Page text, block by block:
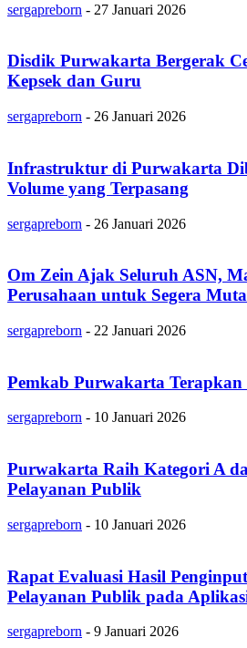
sergapreborn - 27 Januari 2026
Disdik Purwakarta Bergerak
Kepsek dan Guru
sergapreborn - 26 Januari 2026
Infrastruktur di Purwakarta
Volume yang Terpasang
sergapreborn - 26 Januari 2026
Om Zein Ajak Seluruh ASN,
Perusahaan untuk Segera
sergapreborn - 22 Januari 2026
Pemkab Purwakarta Terapkan
sergapreborn - 10 Januari 2026
Purwakarta Raih Kategori A
Pelayanan Publik
sergapreborn - 10 Januari 2026
Rapat Evaluasi Hasil
Pelayanan Publik pada
sergapreborn - 9 Januari 2026